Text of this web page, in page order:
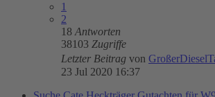
1
2
18 Antworten
38103 Zugriffe
Letzter Beitrag von
23 Jul 2020 16:37